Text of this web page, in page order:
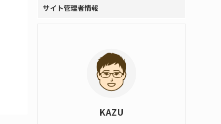
サイト管理者情報
KAZU